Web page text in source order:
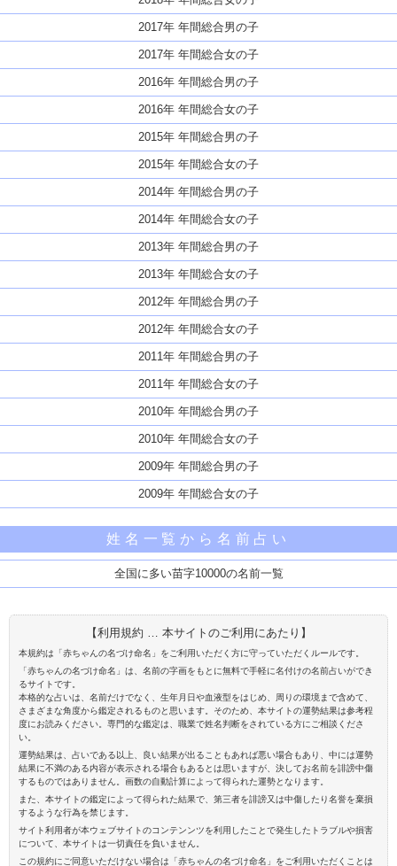
2017年 年間総合男の子
2017年 年間総合女の子
2016年 年間総合男の子
2016年 年間総合女の子
2015年 年間総合男の子
2015年 年間総合女の子
2014年 年間総合男の子
2014年 年間総合女の子
2013年 年間総合男の子
2013年 年間総合女の子
2012年 年間総合男の子
2012年 年間総合女の子
2011年 年間総合男の子
2011年 年間総合女の子
2010年 年間総合男の子
2010年 年間総合女の子
2009年 年間総合男の子
2009年 年間総合女の子
姓名一覧から名前占い
全国に多い苗字10000の名前一覧
【利用規約 … 本サイトのご利用にあたり】
本規約は「赤ちゃんの名づけ命名」をご利用いただく方に守っていただくルールです。
「赤ちゃんの名づけ命名」は、名前の字画をもとに無料で手軽に名付けの名前占いができ
るサイトです。
本格的な占いは、名前だけでなく、生年月日や血液型をはじめ、周りの環境まで含めて、
さまざまな角度から鑑定されるものと思います。そのため、本サイトの運勢結果は参考程
度にお読みください。専門的な鑑定は、職業で姓名判断をされている方にご相談くださ
い。
運勢結果は、占いである以上、良い結果が出ることもあれば悪い場合もあり、中には運勢
結果に不満のある内容が表示される場合もあるとは思いますが、決してお名前を誹謗中傷
するものではありません。画数の自動計算によって得られた運勢となります。
また、本サイトの鑑定によって得られた結果で、第三者を誹謗又は中傷したり名誉を棄損
するような行為を禁じます。
サイト利用者が本ウェブサイトのコンテンンツを利用したことで発生したトラブルや損害
について、本サイトは一切責任を負いません。
この規約にご同意いただけない場合は「赤ちゃんの名づけ命名」をご利用いただくことは